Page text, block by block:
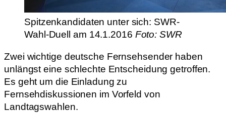
Spitzenkandidaten unter sich: SWR-
Wahl-Duell am 14.1.2016 Foto: SWR
Zwei wichtige deutsche Fernsehsender haben
unlängst eine schlechte Entscheidung getroffen.
Es geht um die Einladung zu
Fernsehdiskussionen im Vorfeld von
Landtagswahlen.